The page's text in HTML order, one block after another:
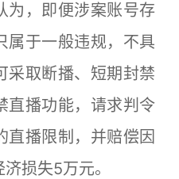
，即便涉案账号存
属于一般违规，不具
采取断播、短期封禁
直播功能，请求判令
直播限制，并赔偿因
损失5万元。